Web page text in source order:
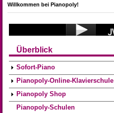
Willkommen bei Pianopoly!
Überblick
Sofort-Piano
Pianopoly-Online-Klavierschule
Pianopoly Shop
Pianopoly-Schulen